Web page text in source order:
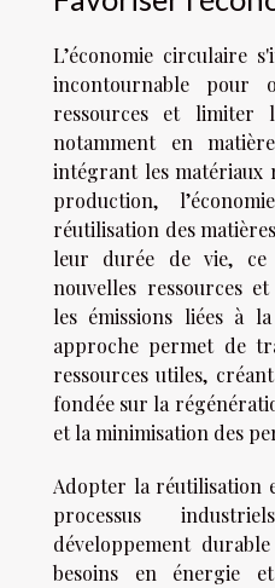
L’économie circulaire
incontournable pour
ressources et limiter
notamment en
intégrant les matériaux
production,
réutilisation des
leur durée de vie, ce
nouvelles ressources
les émissions liées à
approche permet de
ressources utiles,
fondée sur la
et la minimisation des
Adopter la réutilisation
processus
développement
besoins en énergie